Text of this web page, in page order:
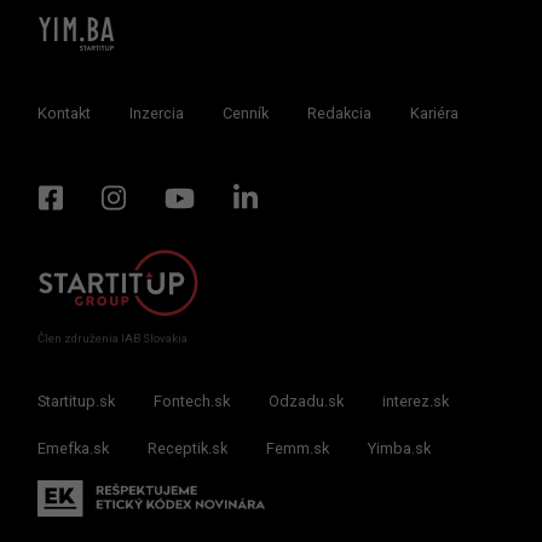
Kontakt Inzercia Cenník Redakcia Kariéra
Člen združenia IAB Slovakia
Startitup.sk Fontech.sk Odzadu.sk interez.sk
Emefka.sk Receptik.sk Femm.sk Yimba.sk